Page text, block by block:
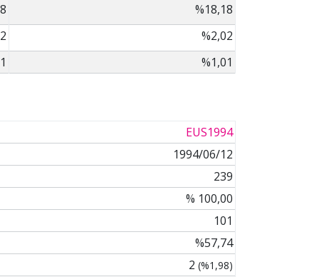
%18,18
2
%2,02
1 %1,01
EUS1994
1994/06/12
239
% 100,00
101
%57,74
2 (%1,98)